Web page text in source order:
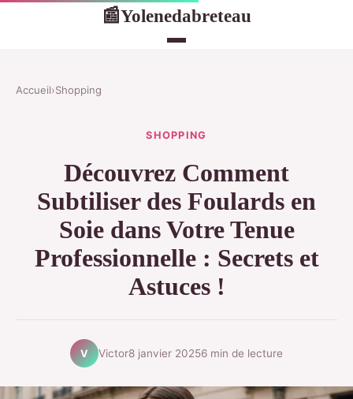
📰Yolenedabreteau
Accueil›Shopping
SHOPPING
Découvrez Comment
Subtiliser des Foulards en
Soie dans Votre Tenue
Professionnelle : Secrets et
Astuces !
V Victor8 janvier 20256 min de lecture